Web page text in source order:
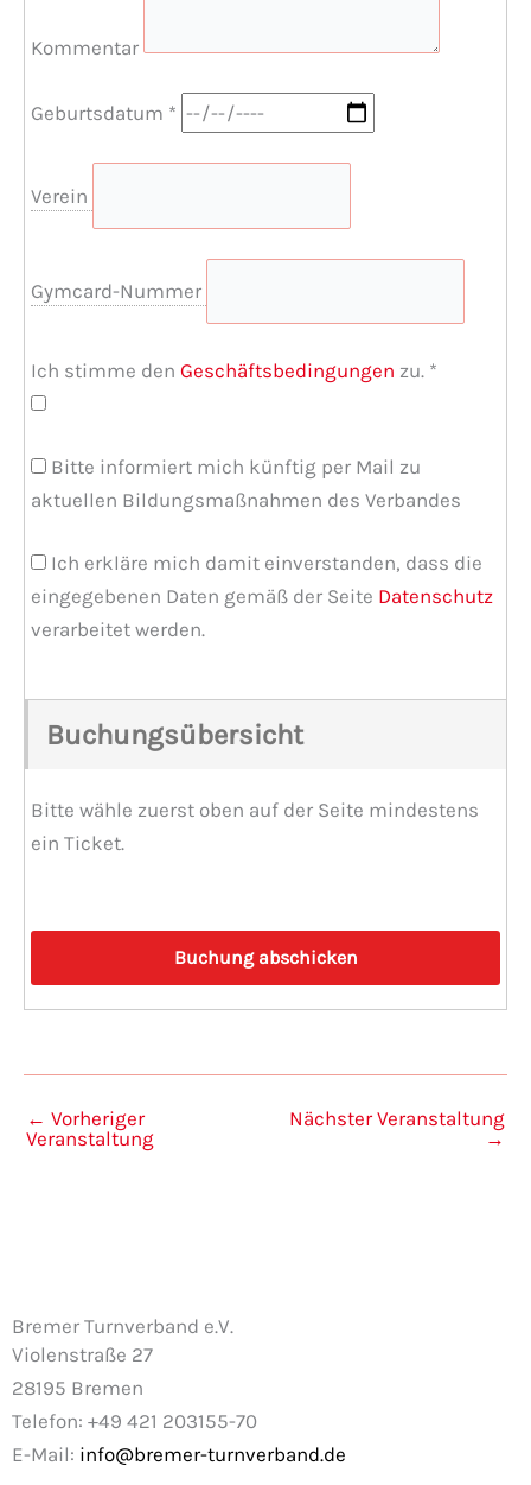
Kommentar
Geburtsdatum *
Verein
Gymcard-Nummer
Ich stimme den Geschäftsbedingungen zu. *
Bitte informiert mich künftig per Mail zu
aktuellen Bildungsmaßnahmen des Verbandes
Ich erkläre mich damit einverstanden, dass die
eingegebenen Daten gemäß der Seite Datenschutz
verarbeitet werden.
Buchungsübersicht
Bitte wähle zuerst oben auf der Seite mindestens
ein Ticket.
← Vorheriger
Veranstaltung
Nächster Veranstaltung
→
Bremer Turnverband e.V.
Violenstraße 27
28195 Bremen
Telefon: +49 421 203155-70
E-Mail: info@bremer-turnverband.de